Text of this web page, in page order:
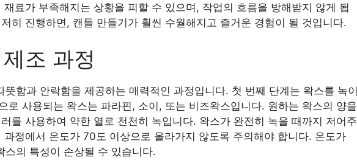
료가 부족해지는 상황을 피할 수 있으며, 작업의 흐름을 방해받지 않게 됩
히 진행하면, 캔들 만들기가 훨씬 수월해지고 즐거운 경험이 될 것입니다.
조 과정
뜻함과 안락함을 제공하는 매력적인 과정입니다. 첫 번째 단계는 왁스를 녹이
로 사용되는 왁스는 파라핀, 소이, 또는 비즈왁스입니다. 원하는 왁스의 양을
를 사용하여 약한 열로 천천히 녹입니다. 왁스가 완전히 녹을 때까지 저어주
과정에서 온도가 70도 이상으로 올라가지 않도록 주의해야 합니다. 온도가
스의 특성이 손상될 수 있습니다.